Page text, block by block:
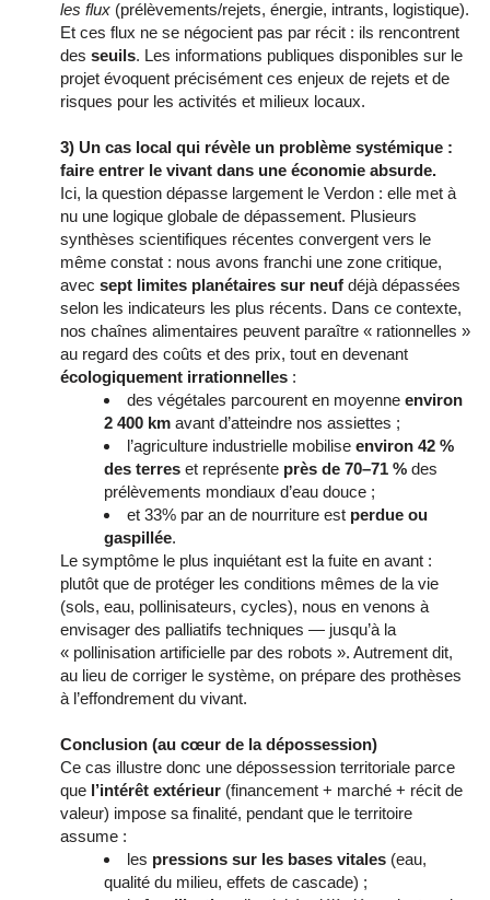
les flux (prélèvements/rejets, énergie, intrants, logistique).
Et ces flux ne se négocient pas par récit : ils rencontrent
des seuils. Les informations publiques disponibles sur le
projet évoquent précisément ces enjeux de rejets et de
risques pour les activités et milieux locaux.
3) Un cas local qui révèle un problème systémique :
faire entrer le vivant dans une économie absurde.
Ici, la question dépasse largement le Verdon : elle met à
nu une logique globale de dépassement. Plusieurs
synthèses scientifiques récentes convergent vers le
même constat : nous avons franchi une zone critique,
avec sept limites planétaires sur neuf déjà dépassées
selon les indicateurs les plus récents. Dans ce contexte,
nos chaînes alimentaires peuvent paraître « rationnelles »
au regard des coûts et des prix, tout en devenant
écologiquement irrationnelles :
des végétales parcourent en moyenne environ
2 400 km avant d’atteindre nos assiettes ;
l’agriculture industrielle mobilise environ 42 %
des terres et représente près de 70–71 % des
prélèvements mondiaux d’eau douce ;
et 33% par an de nourriture est perdue ou
gaspillée.
Le symptôme le plus inquiétant est la fuite en avant :
plutôt que de protéger les conditions mêmes de la vie
(sols, eau, pollinisateurs, cycles), nous en venons à
envisager des palliatifs techniques — jusqu’à la
« pollinisation artificielle par des robots ». Autrement dit,
au lieu de corriger le système, on prépare des prothèses
à l’effondrement du vivant.
Conclusion (au cœur de la dépossession)
Ce cas illustre donc une dépossession territoriale parce
que l’intérêt extérieur (financement + marché + récit de
valeur) impose sa finalité, pendant que le territoire
assume :
les pressions sur les bases vitales (eau,
qualité du milieu, effets de cascade) ;